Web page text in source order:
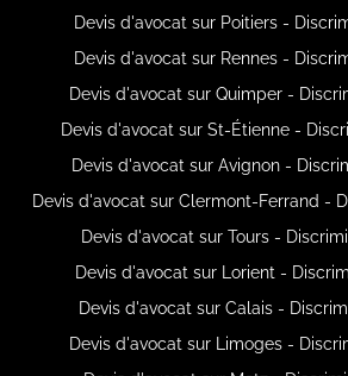
Devis d'avocat sur Poitiers -
Devis d'avocat sur Rennes -
Devis d'avocat sur Quimper -
Devis d'avocat sur St-Étienne -
Devis d'avocat sur Avignon -
Devis d'avocat sur Clermont-Ferrand -
Devis d'avocat sur Tours -
Devis d'avocat sur Lorient -
Devis d'avocat sur Calais -
Devis d'avocat sur Limoges -